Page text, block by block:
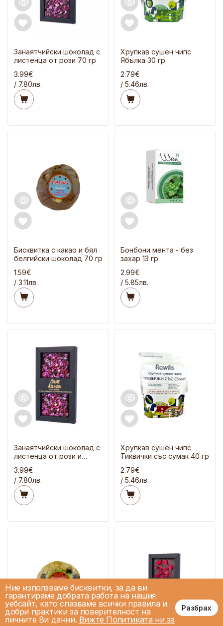
Занаятчийски шоколад с
листенца от рози 70 гр
3.99€
/ 7.80лв.
Хрупкав сушен чипс
Ябълка 30 гр
2.79€
/ 5.46лв.
Бисквитка с какао и бял
белгийски шоколад 70 гр
1.59€
/ 3.11лв.
Бонбони мента - без
захар 13 гр
2.99€
/ 5.85лв.
Занаятчийски шоколад с
листенца от рози и
3.99€
/ 7.80лв.
Хрупкав сушен чипс
Тиквички със сумак 40 гр
2.79€
/ 5.46лв.
Ние използваме бисквитки, за да ви
гарантираме добрата работа на нашия
уебсайт, като спазваме всички правила и
добри практики за поверителност на
личните Ви данни. Вижте Политиката ни за
Разбрах